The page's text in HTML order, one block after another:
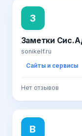
З
Заметки
sonikelf.ru
Сайты и сервисы
Нет отзывов
В